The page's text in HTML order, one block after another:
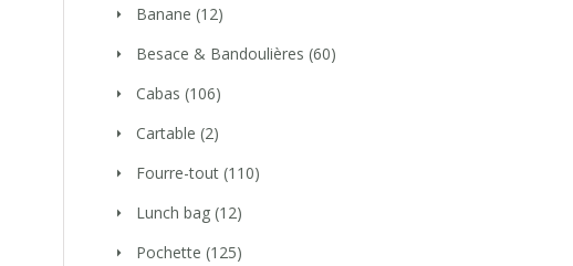
Banane (12)
Besace & Bandoulières (60)
Cabas (106)
Cartable (2)
Fourre-tout (110)
Lunch bag (12)
Pochette (125)